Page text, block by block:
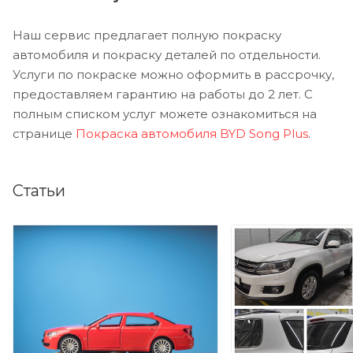
Наш сервис предлагает полную покраску
автомобиля и покраску деталей по отдельности.
Услуги по покраске можно оформить в рассрочку,
предоставляем гарантию на работы до 2 лет. С
полным списком услуг можете ознакомиться на
странице Покраска автомобиля BYD Song Plus.
Статьи